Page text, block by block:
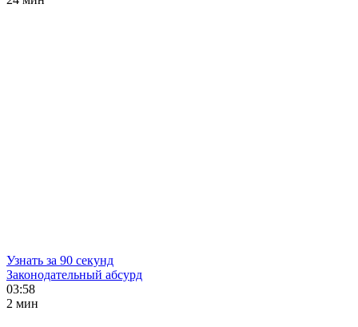
Узнать за 90 секунд
Законодательный абсурд
03:58
2 мин